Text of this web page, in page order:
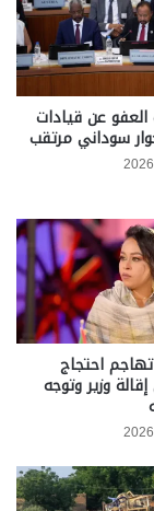
العفو عن قيادات
سوداني مرتقب
احتجاج
وزير وتوجه